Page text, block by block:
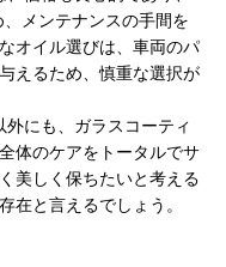
メンテナンスの手間を
オイル選びは、車両のパ
えるため、慎重な選択が
にも、ガラスコーティ
体のケアをトータルでサ
美しく保ちたいと考える
在と言えるでしょう。